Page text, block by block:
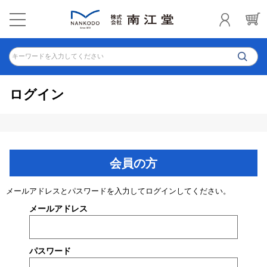
キーワードを入力してください
ログイン
会員の方
メールアドレスとパスワードを入力してログインしてください。
メールアドレス
パスワード